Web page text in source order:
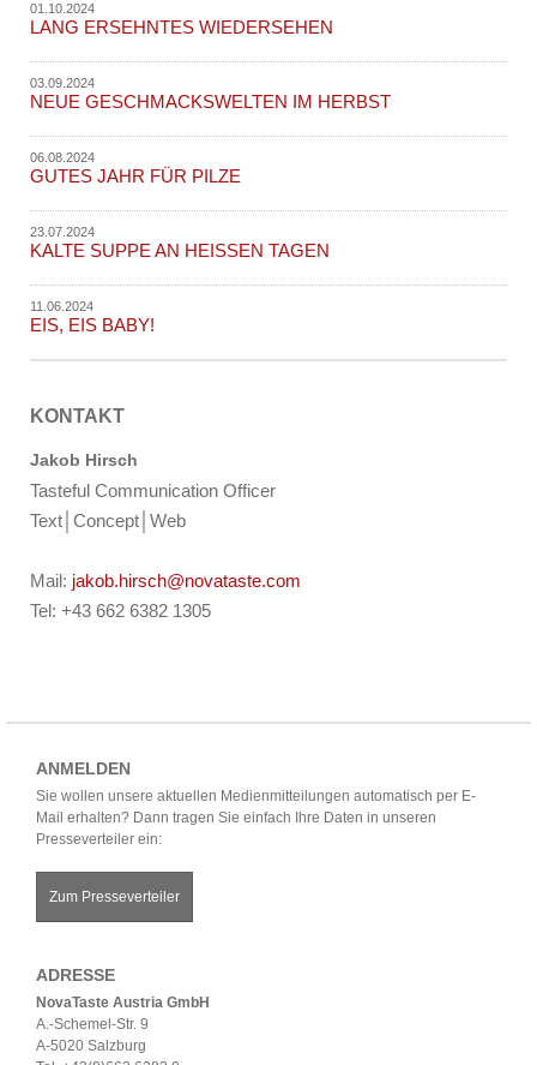
01.10.2024
LANG ERSEHNTES WIEDERSEHEN
03.09.2024
NEUE GESCHMACKSWELTEN IM HERBST
06.08.2024
GUTES JAHR FÜR PILZE
23.07.2024
KALTE SUPPE AN HEISSEN TAGEN
11.06.2024
EIS, EIS BABY!
KONTAKT
Jakob Hirsch
Tasteful Communication Officer
Text│Concept│Web
Mail: jakob.hirsch@novataste.com
Tel: +43 662 6382 1305
ANMELDEN
Sie wollen unsere aktuellen Medienmitteilungen automatisch per E-
Mail erhalten? Dann tragen Sie einfach Ihre Daten in unseren
Presseverteiler ein:
Zum Presseverteiler
ADRESSE
NovaTaste Austria GmbH
A.-Schemel-Str. 9
A-5020 Salzburg